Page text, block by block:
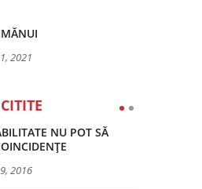
2021
NU POT SĂ
2016